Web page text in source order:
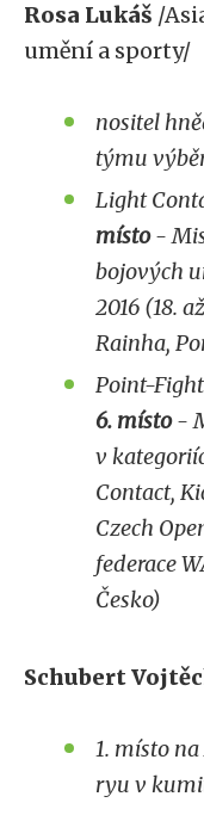
Rosa Lukáš /
umění a sporty/
nositel
týmu
Light
místo-
bojových
2016 (18.
Rainha,
Point-
6. místo-
v
Contact,
Czech
federace
Česko)
Schubert
1. místo
ryu v